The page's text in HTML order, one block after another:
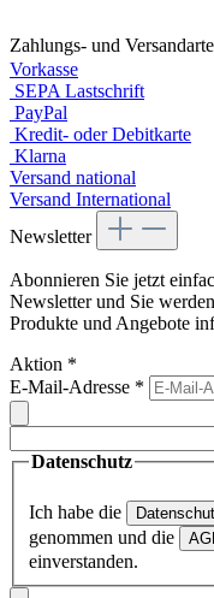
Zahlungs- und
Vorkasse
SEPA Lastschrift
PayPal
Kredit- oder Debitkarte
Klarna
Versand national
Versand International
Newsletter
Abonnieren Sie jetzt
Newsletter und Sie
Produkte und Angebote
Aktion *
E-Mail-Adresse *
Datenschutz
Ich habe die
genommen und die
einverstanden.